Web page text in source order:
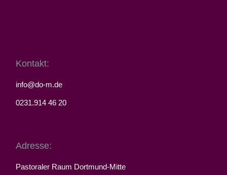
Kontakt:
info@do-m.de
0231.914 46 20
Adresse:
Pastoraler Raum Dortmund-Mitte